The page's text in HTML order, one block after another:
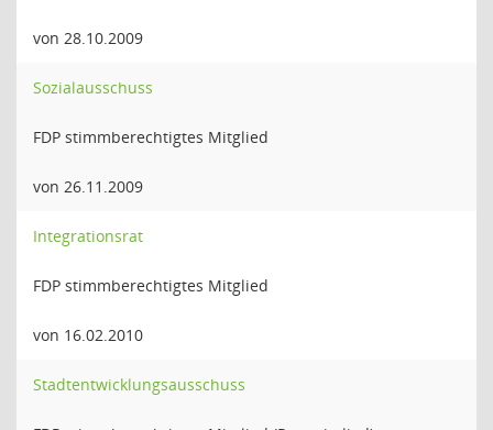
von 28.10.2009
Sozialausschuss
FDP stimmberechtigtes Mitglied
von 26.11.2009
Integrationsrat
FDP stimmberechtigtes Mitglied
von 16.02.2010
Stadtentwicklungsausschuss